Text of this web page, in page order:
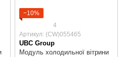
−10%
4
Артикул: (CW)055465
UBC Group
Модуль холодильної вітрини